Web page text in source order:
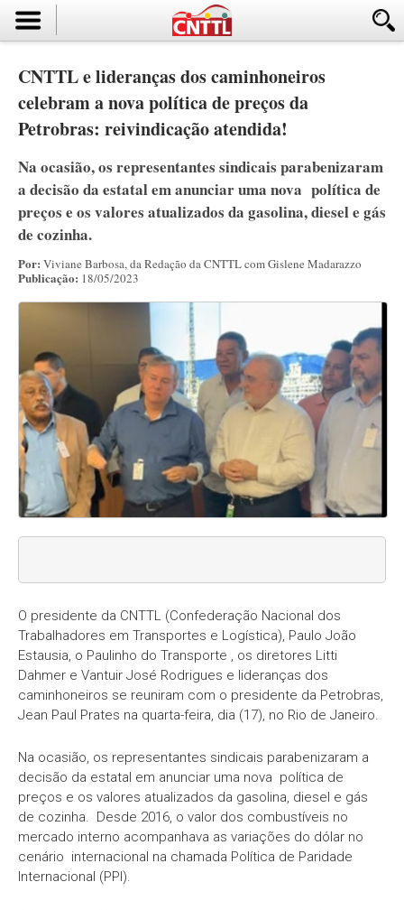
CNTTL e lideranças dos caminhoneiros
celebram a nova política de preços da
Petrobras: reivindicação atendida!
Na ocasião, os representantes sindicais parabenizaram
a decisão da estatal em anunciar uma nova política de
preços e os valores atualizados da gasolina, diesel e gás
de cozinha.
Por: Viviane Barbosa, da Redação da CNTTL com Gislene Madarazzo
Publicação: 18/05/2023
O presidente da CNTTL (Confederação Nacional dos
Trabalhadores em Transportes e Logística), Paulo João
Estausia, o Paulinho do Transporte , os diretores Litti
Dahmer e Vantuir José Rodrigues e lideranças dos
caminhoneiros se reuniram com o presidente da Petrobras,
Jean Paul Prates na quarta-feira, dia (17), no Rio de Janeiro.
Na ocasião, os representantes sindicais parabenizaram a
decisão da estatal em anunciar uma nova política de
preços e os valores atualizados da gasolina, diesel e gás
de cozinha. Desde 2016, o valor dos combustíveis no
mercado interno acompanhava as variações do dólar no
cenário internacional na chamada Política de Paridade
Internacional (PPI).